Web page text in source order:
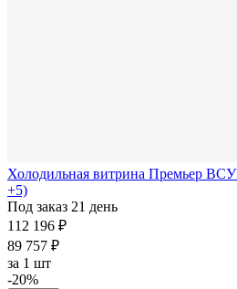
Холодильная витрина Премьер
+5)
Под заказ 21 день
112 196 ₽
89 757 ₽
за 1 шт
-20%